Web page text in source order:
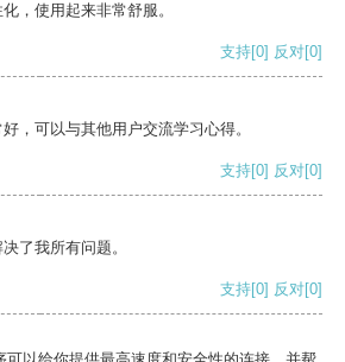
，使用起来非常舒服。
支持[0] 反对[0]
，可以与其他用户交流学习心得。
支持[0] 反对[0]
了我所有问题。
支持[0] 反对[0]